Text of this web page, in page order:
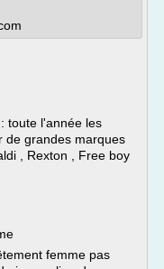
toute l'année les
de grandes marques
, Rexton , Free boy
femme pas